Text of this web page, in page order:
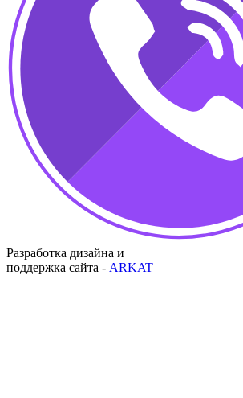
Разработка дизайна и
поддержка сайта - ARKAT